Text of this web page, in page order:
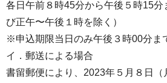
各日午前８時45分から午後５時15分
び正午〜午後１時を除く）
※申込期限当日のみ午後３時00分ま
イ．郵送による場合
書留郵便により、2023年５月８日